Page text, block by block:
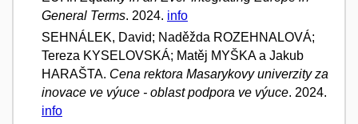
General Terms. 2024. info
SEHNÁLEK, David; Naděžda ROZEHNALOVÁ;
Tereza KYSELOVSKÁ; Matěj MYŠKA a Jakub
HARAŠTA. Cena rektora Masarykovy univerzity za
inovace ve výuce - oblast podpora ve výuce. 2024.
info